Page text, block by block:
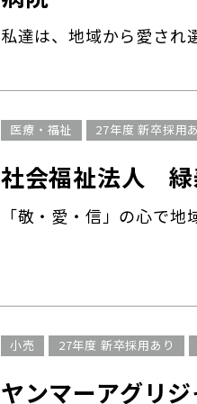
私達は、地域から愛され
医療・福祉 27年度 新卒採用
社会福祉法人 緑
「敬・愛・信」の心で地
小売 27年度 新卒採用あり
ヤンマーアグリ